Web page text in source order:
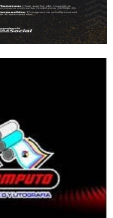
del profesor Gabriel
en Restrepo los
el técnico y los
me tienen que llamar
resultados?